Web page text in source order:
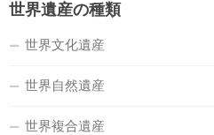
世界遺産の種類
世界文化遺産
世界自然遺産
世界複合遺産